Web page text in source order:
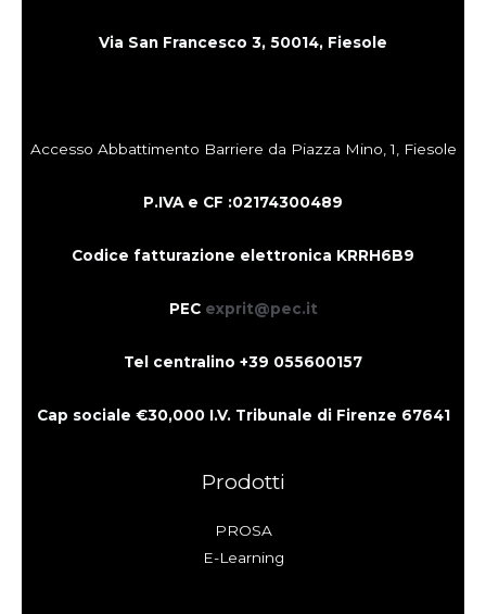
Via San Francesco 3, 50014, Fiesole
Accesso Abbattimento Barriere da Piazza Mino, 1, Fiesole
P.IVA e CF :02174300489
Codice fatturazione elettronica KRRH6B9
PEC exprit@pec.it
Tel centralino +39 055600157
Cap sociale €30,000 I.V. Tribunale di Firenze 67641
Prodotti
PROSA
E-Learning